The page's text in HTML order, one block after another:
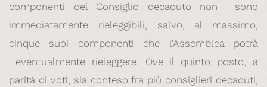
componenti del Consiglio decaduto non sono
immediatamente rieleggibili, salvo, al massimo,
cinque suoi componenti che l’Assemblea potrà
eventualmente rieleggere. Ove il quinto posto, a
parità di voti, sia conteso fra più consiglieri decaduti,